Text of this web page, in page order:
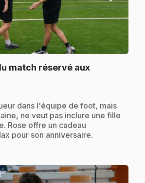
match réservé aux
dans l'équipe de foot, mais
ne veut pas inclure une fille
Rose offre un cadeau
pour son anniversaire.